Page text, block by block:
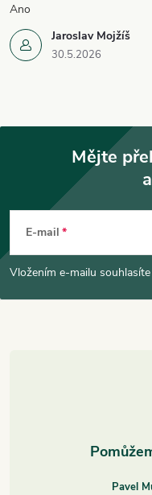
Jaroslav Mojžíš
30.5.2026
Ano
p
a
Mějte
E-mail
Vložením e-mailu
Pavel